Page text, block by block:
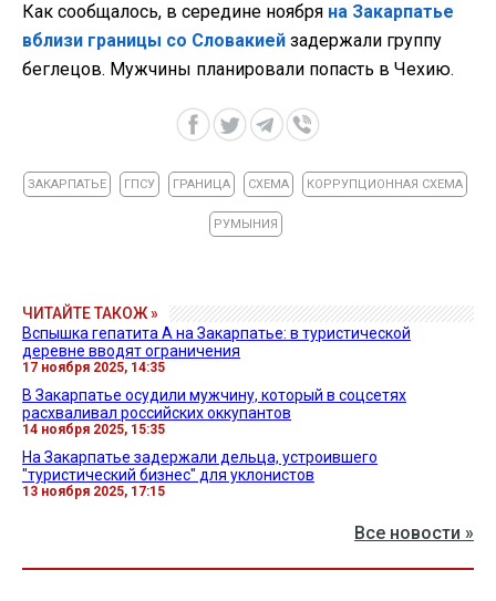
Как сообщалось, в середине ноября на Закарпатье
вблизи границы со Словакией задержали группу
беглецов. Мужчины планировали попасть в Чехию.
ЗАКАРПАТЬЕ ГПСУ ГРАНИЦА СХЕМА КОРРУПЦИОННАЯ СХЕМА
РУМЫНИЯ
ЧИТАЙТЕ ТАКОЖ »
Вспышка гепатита А на Закарпатье: в туристической
деревне вводят ограничения
17 ноября 2025, 14:35
В Закарпатье осудили мужчину, который в соцсетях
расхваливал российских оккупантов
14 ноября 2025, 15:35
На Закарпатье задержали дельца, устроившего
"туристический бизнес" для уклонистов
13 ноября 2025, 17:15
Все новости »